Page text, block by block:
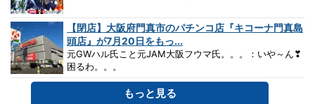
【閉店】大阪府門真市のパチンコ店『キコーナ門真島
頭店』が7月20日をもっ...
元GWハル氏こと元JAM大阪フウマ氏。。。：いや～ん❣
困るわ。。。
もっと見る